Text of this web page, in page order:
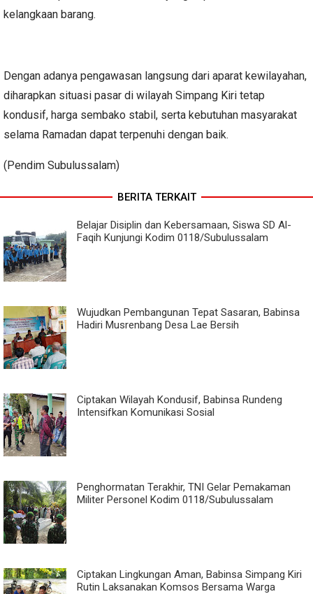
kelangkaan barang.
Dengan adanya pengawasan langsung dari aparat kewilayahan,
diharapkan situasi pasar di wilayah Simpang Kiri tetap
kondusif, harga sembako stabil, serta kebutuhan masyarakat
selama Ramadan dapat terpenuhi dengan baik.
(Pendim Subulussalam)
BERITA TERKAIT
Belajar Disiplin dan Kebersamaan, Siswa SD Al-
Faqih Kunjungi Kodim 0118/Subulussalam
Wujudkan Pembangunan Tepat Sasaran, Babinsa
Hadiri Musrenbang Desa Lae Bersih
Ciptakan Wilayah Kondusif, Babinsa Rundeng
Intensifkan Komunikasi Sosial
Penghormatan Terakhir, TNI Gelar Pemakaman
Militer Personel Kodim 0118/Subulussalam
Ciptakan Lingkungan Aman, Babinsa Simpang Kiri
Rutin Laksanakan Komsos Bersama Warga